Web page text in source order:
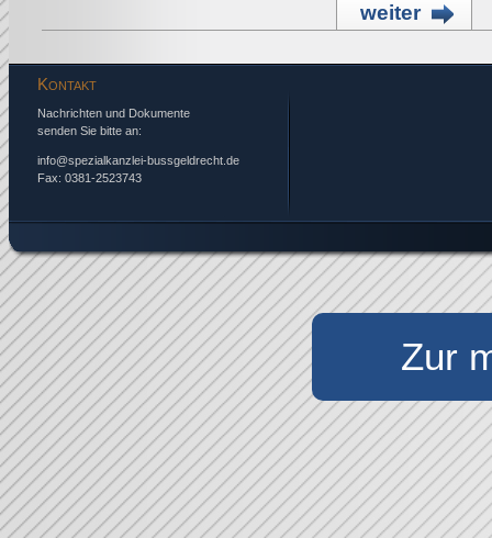
weiter
Kontakt
Nachrichten und Dokumente
senden Sie bitte an:
info@spezialkanzlei-bussgeldrecht.de
Fax: 0381-2523743
Zur